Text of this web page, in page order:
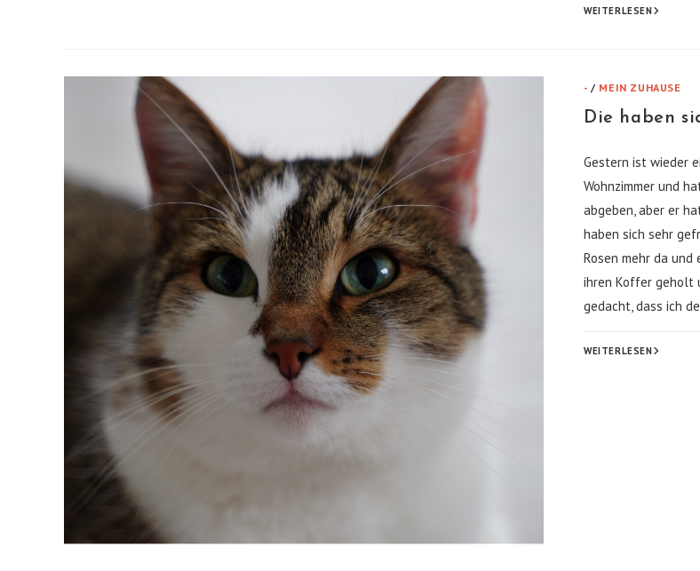
WEITERLESENDER
- / MEIN ZUHAUSE
Die haben
Gestern ist wieder
Wohnzimmer und
abgeben, aber er
haben sich sehr
Rosen mehr da und
ihren Koffer geholt
gedacht, dass ich
WEITERLESENDIE